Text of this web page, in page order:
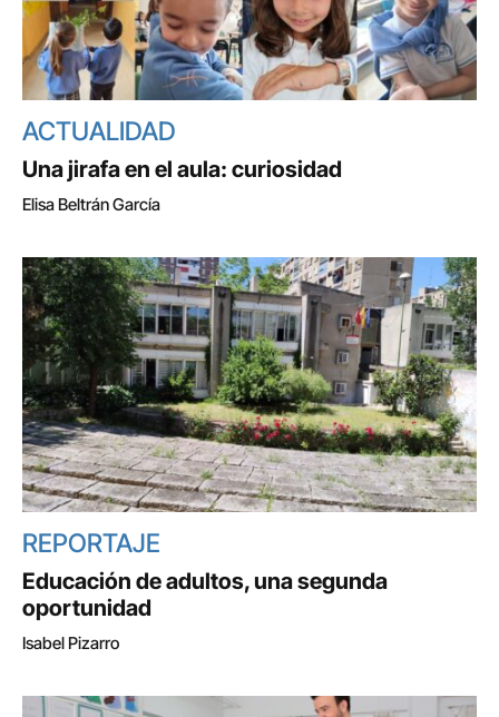
ACTUALIDAD
Una jirafa en el aula: curiosidad
Elisa Beltrán García
REPORTAJE
Educación de adultos, una segunda
oportunidad
Isabel Pizarro